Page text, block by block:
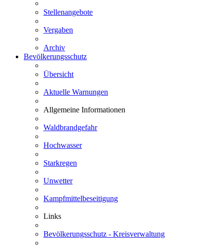
Stellenangebote
Vergaben
Archiv
Bevölkerungsschutz
Übersicht
Aktuelle Warnungen
Allgemeine Informationen
Waldbrandgefahr
Hochwasser
Starkregen
Unwetter
Kampfmittelbeseitigung
Links
Bevölkerungsschutz - Kreisverwaltung